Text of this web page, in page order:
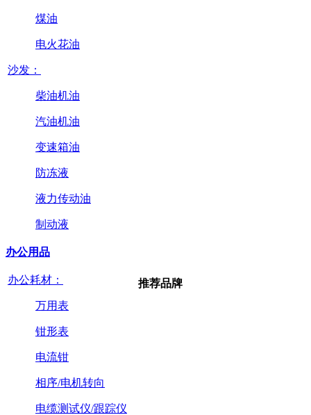
煤油
电火花油
沙发：
柴油机油
汽油机油
变速箱油
防冻液
液力传动油
制动液
办公用品
办公耗材：
万用表
钳形表
电流钳
相序/电机转向
电缆测试仪/跟踪仪
推荐品牌